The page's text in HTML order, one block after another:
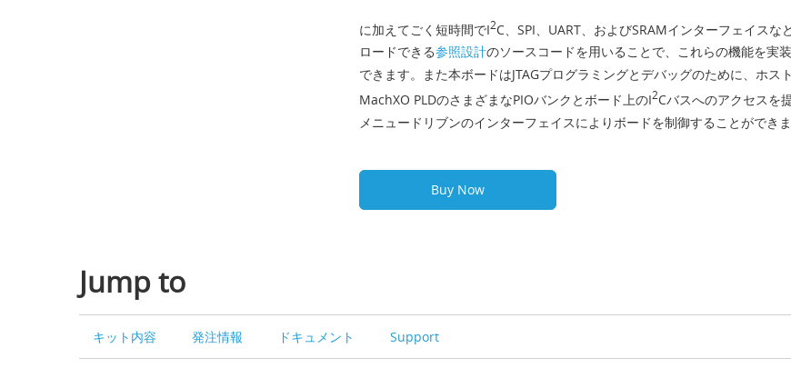
に加えてごく短時間でI2C、SPI、UART、およびSRAMインターフェイス
ロードできる参照設計のソースコードを用いることで、これらの機能を実
できます。また本ボードはJTAGプログラミングとデバッグのために、ホ
MachXO PLDのさまざまなPIOバンクとボード上のI2Cバスへのアクセスを
メニュードリブンのインターフェイスによりボードを制御することができま
Buy Now
Jump to
キット内容 発注情報 ドキュメント Support